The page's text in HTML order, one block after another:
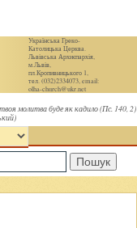
Українська Греко-
Католицька Церква.
Львівська Архиєпархія,
м.Львів,
пл.Кропивницького 1,
тел. (032)2334073, email:
olha-church@ukr.net
молитва буде як кадило (Пс. 140, 2)
Пошук